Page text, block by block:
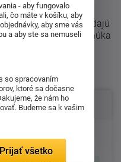
zákazníkov, ktorí hľadajú
matraca. Ponúka
- aby fungovalo
čo máte v košíku, aby
aby sme vás
a aby ste sa nemuseli
so spracovaním
ktoré sa dočasne
že nám ho
Budeme sa k vašim
Prijať všetko